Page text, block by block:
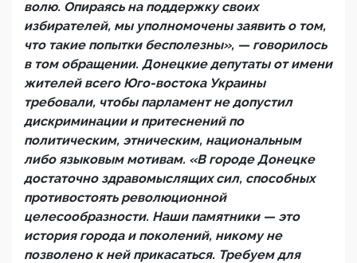
волю. Опираясь на поддержку своих
избирателей, мы уполномочены заявить о том,
что такие попытки бесполезны», — говорилось
в том обращении. Донецкие депутаты от имени
жителей всего Юго-востока Украины
требовали, чтобы парламент не допустил
дискриминации и притеснений по
политическим, этническим, национальным
либо языковым мотивам. «В городе Донецке
достаточно здравомыслящих сил, способных
противостоять революционной
целесообразности. Наши памятники — это
история города и поколений, никому не
позволено к ней прикасаться. Требуем для